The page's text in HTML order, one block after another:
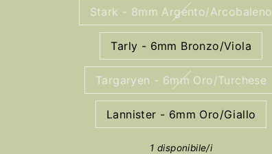
Stark - 8mm Argento/Arcobaleno
Tarly - 6mm Bronzo/Viola
Targaryen - 6mm Oro/Turchese
Lannister - 6mm Oro/Giallo
1 disponibile/i